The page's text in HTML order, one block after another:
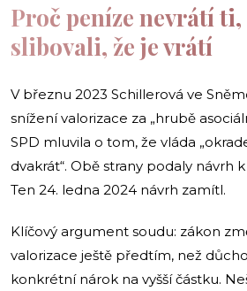
Proč peníze nevrátí
slibovali, že je vrátí
V březnu 2023 Schillerová ve
snížení valorizace za „hrubě
SPD mluvila o tom, že vláda
dvakrát“. Obě strany podaly návrh k
Ten 24. ledna 2024 návrh zamítl.
Klíčový argument soudu: zákon
valorizace ještě předtím, než
konkrétní nárok na vyšší částku.